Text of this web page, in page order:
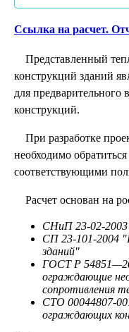
Ссылка на расчет.
Представленный
конструкций зданий
для предварительного
конструкций.
При разработке
необходимо
соответствующими
Расчет основан на
СНиП 23-02-2003
СП 23-101-2004
зданий"
ГОСТ Р
ограждающие
сопротивления
СТО 00044807-
ограждающих